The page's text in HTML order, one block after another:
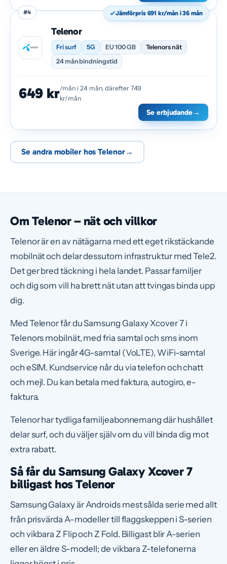
#4
Telenor
Fri surf 5G EU 100 GB
Telenors nät
24 mån bindningstid
Jämförpris 691 kr/mån i 36 mån
649 kr/mån i 24 mån, därefter 749
kr/mån
Se erbjudande→
Se andra mobiler hos Telenor→
Om Telenor – nät och villkor
Telenor är en av nätägarna med ett eget rikstäckande
mobilnät och delar dessutom infrastruktur med Tele2.
Det ger bred täckning i hela landet. Passar familjer
och dig som vill ha brett nät utan att tvingas binda upp
dig.
Med Telenor får du Samsung Galaxy Xcover 7 i
Telenors mobilnät, med fria samtal och sms inom
Sverige. Här ingår 4G-samtal (VoLTE), WiFi-samtal
och eSIM. Kundservice når du via telefon och chatt
och mejl. Du kan betala med faktura, autogiro, e-
faktura.
Telenor har tydliga familjeabonnemang där hushållet
delar surf, och du väljer själv om du vill binda dig mot
extra rabatt.
Så får du Samsung Galaxy Xcover 7
billigast hos Telenor
Samsung Galaxy är Androids mest sålda serie med allt
från prisvärda A-modeller till flaggskeppen i S-serien
och vikbara Z Flip och Z Fold. Billigast blir A-serien
eller en äldre S-modell; de vikbara Z-telefonerna